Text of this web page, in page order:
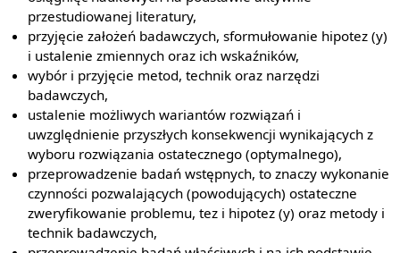
przestudiowanej literatury,
przyjęcie założeń badawczych, sformułowanie hipotez (y)
i ustalenie zmiennych oraz ich wskaźników,
wybór i przyjęcie metod, technik oraz narzędzi
badawczych,
ustalenie możliwych wariantów rozwiązań i
uwzględnienie przyszłych konsekwencji wynikających z
wyboru rozwiązania ostatecznego (optymalnego),
przeprowadzenie badań wstępnych, to znaczy wykonanie
czynności pozwalających (powodujących) ostateczne
zweryfikowanie problemu, tez i hipotez (y) oraz metody i
technik badawczych,